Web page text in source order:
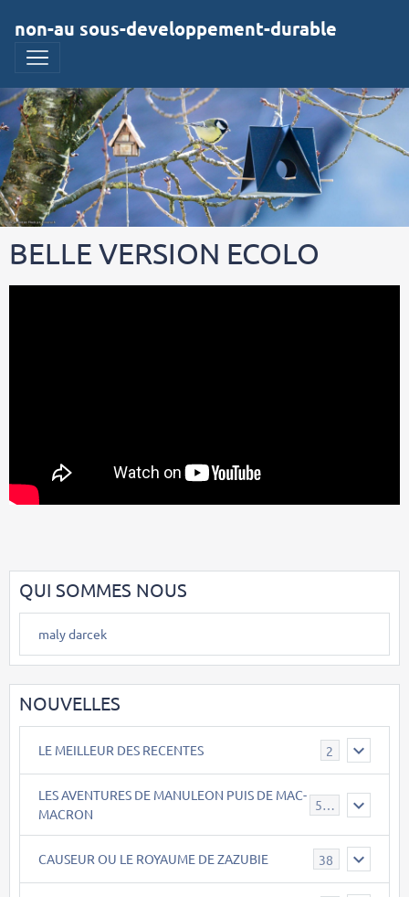
non-au sous-developpement-durable
BELLE VERSION ECOLO
QUI SOMMES NOUS
maly darcek
NOUVELLES
LE MEILLEUR DES RECENTES 2
LES AVENTURES DE MANULEON PUIS DE MAC-
MACRON
543
CAUSEUR OU LE ROYAUME DE ZAZUBIE 38